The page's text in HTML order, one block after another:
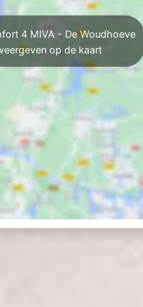
4 MIVA - De Woudhoeve
op de kaart